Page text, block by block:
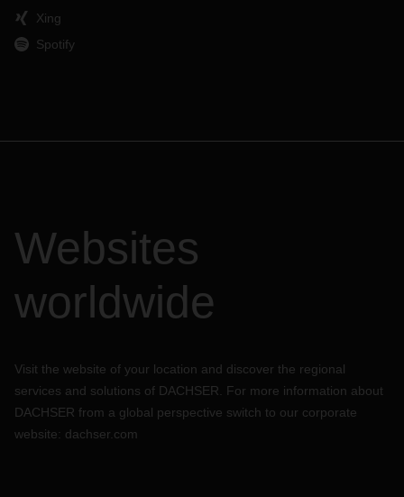
Xing
Spotify
Websites
worldwide
Visit the website of your location and discover the regional
services and solutions of DACHSER. For more information about
DACHSER from a global perspective switch to our corporate
website: dachser.com